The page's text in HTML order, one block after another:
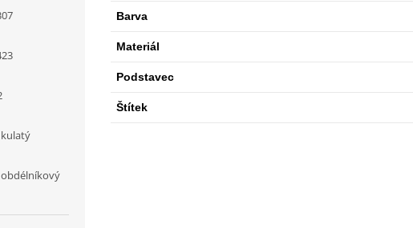
Barva
Materiál
Podstavec
Štítek